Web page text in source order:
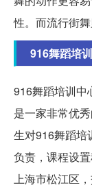
性。而流行街
916舞蹈培
916舞蹈培训中
是一家非常优
生对916舞蹈培
负责，课程设
上海市松江区